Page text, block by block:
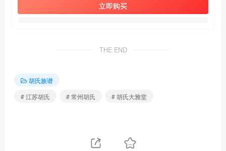
立即购买
THE END
胡氏族谱
# 江苏胡氏
# 常州胡氏 # 胡氏大雅堂